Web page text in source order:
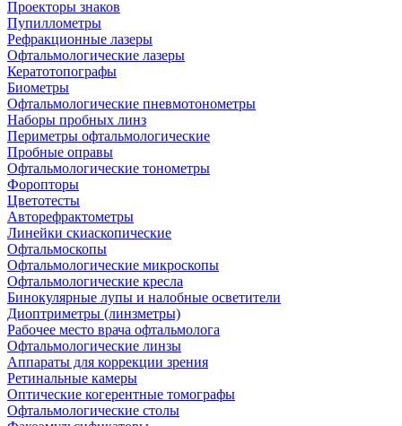
Проекторы знаков
Пупиллометры
Рефракционные лазеры
Офтальмологические лазеры
Кератотопографы
Биометры
Офтальмологические пневмотонометры
Наборы пробных линз
Периметры офтальмологические
Пробные оправы
Офтальмологические тонометры
Форопторы
Цветотесты
Авторефрактометры
Линейки скиаскопические
Офтальмоскопы
Офтальмологические микроскопы
Офтальмологические кресла
Бинокулярные лупы и налобные осветители
Диоптриметры (линзметры)
Рабочее место врача офтальмолога
Офтальмологические линзы
Аппараты для коррекции зрения
Ретинальные камеры
Оптические когерентные томографы
Офтальмологические столы